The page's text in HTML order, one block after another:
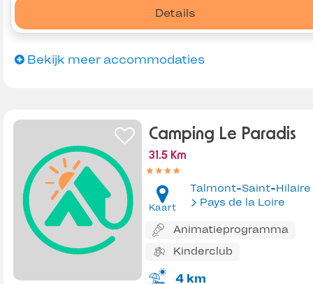
Details
Bekijk meer accommodaties
Camping Le Paradis
31.5 Km
Kaart
Talmont-Saint-Hilaire
Pays de la Loire
Animatieprogramma
Kinderclub
4 km